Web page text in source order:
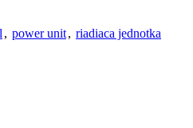
, power unit, riadiaca jednotka